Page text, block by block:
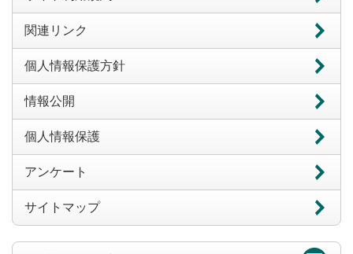
関連リンク
個人情報保護方針
情報公開
個人情報保護
アンケート
サイトマップ